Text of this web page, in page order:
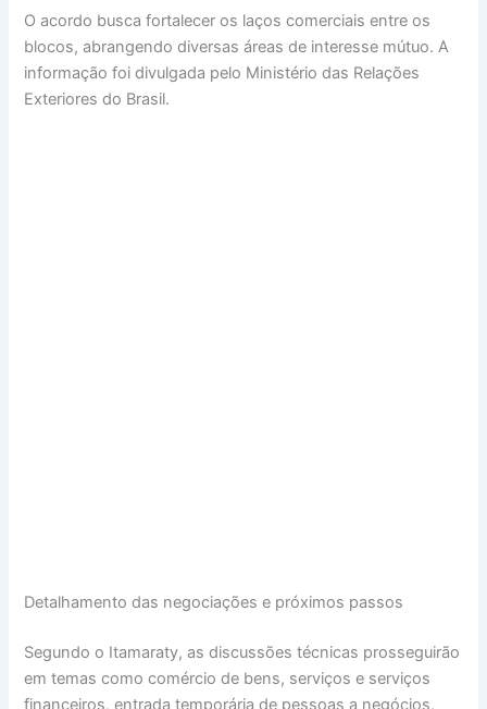
O acordo busca fortalecer os laços comerciais entre os
blocos, abrangendo diversas áreas de interesse mútuo. A
informação foi divulgada pelo Ministério das Relações
Exteriores do Brasil.
Detalhamento das negociações e próximos passos
Segundo o Itamaraty, as discussões técnicas prosseguirão
em temas como comércio de bens, serviços e serviços
financeiros, entrada temporária de pessoas a negócios,